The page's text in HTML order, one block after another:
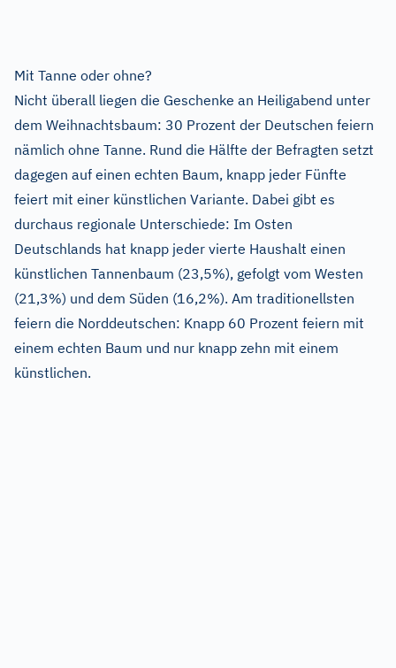
Mit Tanne oder ohne?
Nicht überall liegen die Geschenke an Heiligabend unter
dem Weihnachtsbaum: 30 Prozent der Deutschen feiern
nämlich ohne Tanne. Rund die Hälfte der Befragten setzt
dagegen auf einen echten Baum, knapp jeder Fünfte
feiert mit einer künstlichen Variante. Dabei gibt es
durchaus regionale Unterschiede: Im Osten
Deutschlands hat knapp jeder vierte Haushalt einen
künstlichen Tannenbaum (23,5%), gefolgt vom Westen
(21,3%) und dem Süden (16,2%). Am traditionellsten
feiern die Norddeutschen: Knapp 60 Prozent feiern mit
einem echten Baum und nur knapp zehn mit einem
künstlichen.